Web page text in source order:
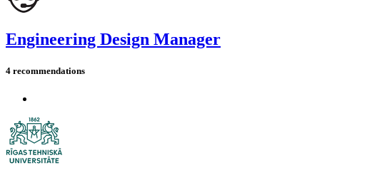
Engineering Design Manager
4 recommendations